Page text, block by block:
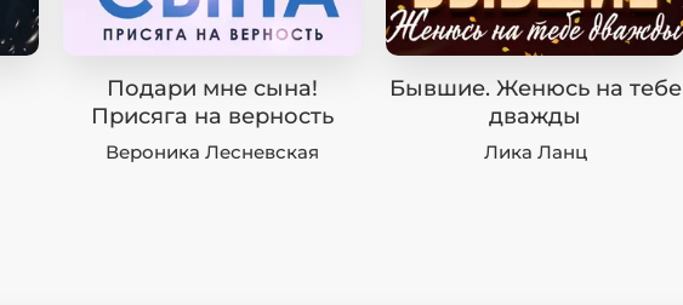
Подари мне сына!
Присяга на верность
Вероника Лесневская
Бывшие. Женюсь на тебе
дважды
Лика Ланц